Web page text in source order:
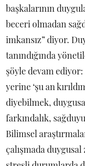
başkalarının
beceri olmadan
imkansız” diyor.
tanındığında
şöyle devam
yerine ‘şu an
diyebilmek,
farkındalık,
Bilimsel
çalışmada